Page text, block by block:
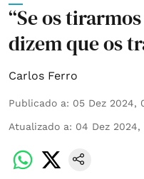
“Se os
dizem que os
Carlos Ferro
Publicado a: 05 Dez 2024,
Atualizado a: 04 Dez 2024,